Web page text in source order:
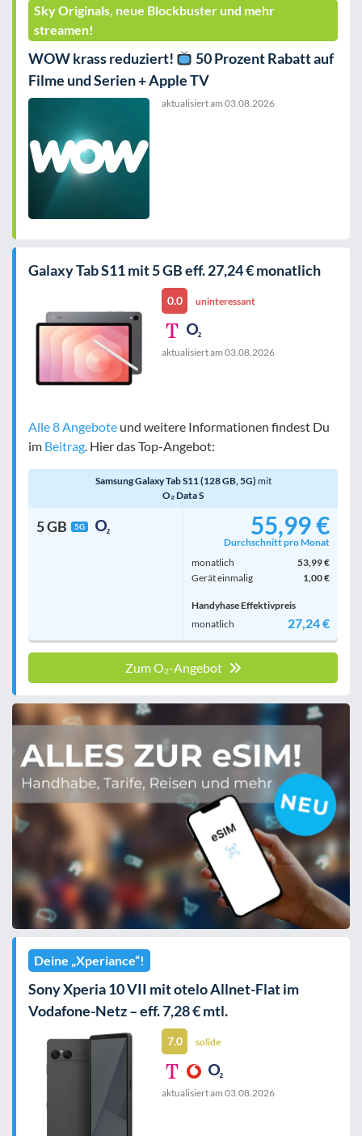
Sky Originals, neue Blockbuster und mehr
streamen!
WOW krass reduziert!
50 Prozent Rabatt auf
Filme und Serien + Apple TV
aktualisiert am 03.08.2026
Galaxy Tab S11 mit 5 GB eff. 27,24 € monatlich
0.0 uninteressant
aktualisiert am 03.08.2026
Alle 8 Angebote und weitere Informationen findest Du
im Beitrag. Hier das Top-Angebot:
Samsung Galaxy Tab S11 (128 GB, 5G) mit
O₂ Data S
5 GB 5G 55,99 €
Durchschnitt pro Monat
monatlich
53,99 €
Gerät einmalig
1,00 €
Handyhase Effektivpreis
monatlich
27,24 €
Zum O₂-Angebot
Deine „Xperiance“!
Sony Xperia 10 VII mit otelo Allnet-Flat im
Vodafone-Netz – eff. 7,28 € mtl.
7.0 solide
aktualisiert am 03.08.2026